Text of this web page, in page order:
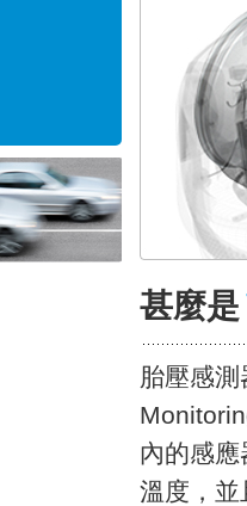
甚麼是
胎壓感
內的感
溫度，並